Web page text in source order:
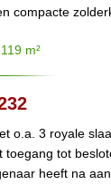
compacte
m²
o.a. 3 royale
toegang tot
heeft na